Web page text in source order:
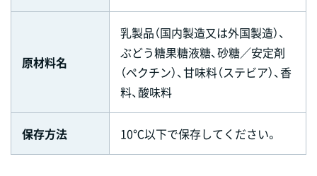
原材料名
乳製品（国内製造又は外国製造）、
ぶどう糖果糖液糖、砂糖／安定剤
（ペクチン）、甘味料（ステビア）、香
料、酸味料
保存方法 10℃以下で保存してください。